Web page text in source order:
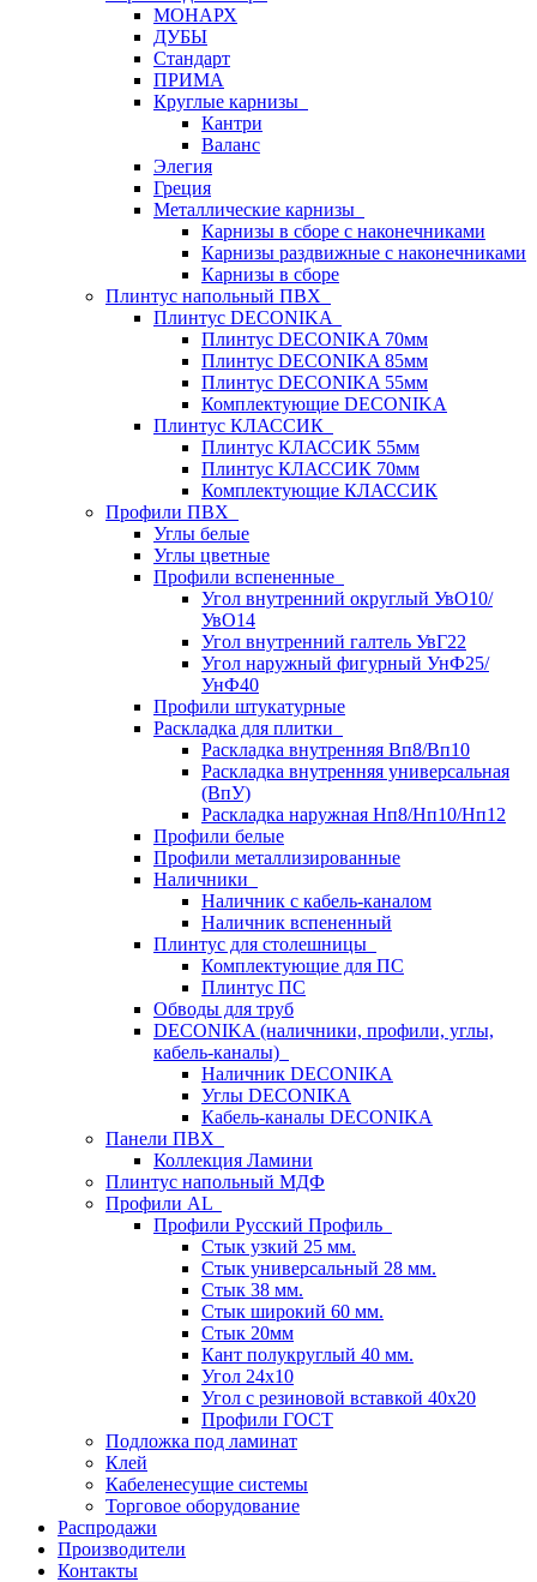
МОНАРХ
ДУБЫ
Стандарт
ПРИМА
Круглые карнизы
Кантри
Валанс
Элегия
Греция
Металлические карнизы
Карнизы в сборе с наконечниками
Карнизы раздвижные с наконечниками
Карнизы в сборе
Плинтус напольный ПВХ
Плинтус DECONIKA
Плинтус DECONIKA 70мм
Плинтус DECONIKA 85мм
Плинтус DECONIKA 55мм
Комплектующие DECONIKA
Плинтус КЛАССИК
Плинтус КЛАССИК 55мм
Плинтус КЛАССИК 70мм
Комплектующие КЛАССИК
Профили ПВХ
Углы белые
Углы цветные
Профили вспененные
Угол внутренний округлый УвО10/
УвО14
Угол внутренний галтель УвГ22
Угол наружный фигурный УнФ25/
УнФ40
Профили штукатурные
Раскладка для плитки
Раскладка внутренняя Вп8/Вп10
Раскладка внутренняя универсальная
(ВпУ)
Раскладка наружная Нп8/Нп10/Нп12
Профили белые
Профили металлизированные
Наличники
Наличник с кабель-каналом
Наличник вспененный
Плинтус для столешницы
Комплектующие для ПС
Плинтус ПС
Обводы для труб
DECONIKA (наличники, профили, углы,
кабель-каналы)
Наличник DECONIKA
Углы DECONIKA
Кабель-каналы DECONIKA
Панели ПВХ
Коллекция Ламини
Плинтус напольный МДФ
Профили AL
Профили Русский Профиль
Стык узкий 25 мм.
Стык универсальный 28 мм.
Стык 38 мм.
Стык широкий 60 мм.
Стык 20мм
Кант полукруглый 40 мм.
Угол 24х10
Угол с резиновой вставкой 40х20
Профили ГОСТ
Подложка под ламинат
Клей
Кабеленесущие системы
Торговое оборудование
Распродажи
Производители
Контакты